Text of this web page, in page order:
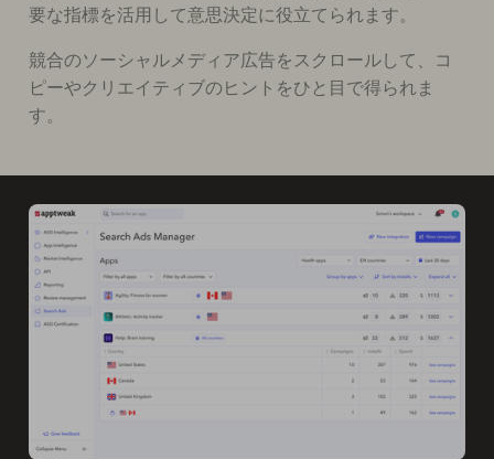
要な指標を活用して意思決定に役立てられます。
競合のソーシャルメディア広告をスクロールして、コ
ピーやクリエイティブのヒントをひと目で得られま
す。